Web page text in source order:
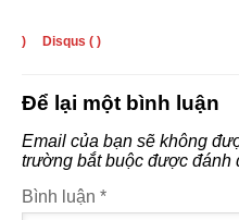
) Disqus ( )
Để lại một bình luận
Email của bạn sẽ không
trường bắt buộc được đánh
Bình luận *